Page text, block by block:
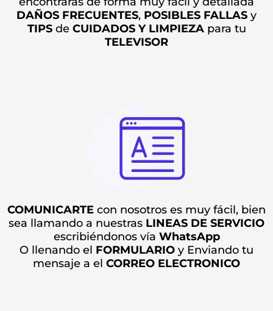
DAÑOS FRECUENTES, POSIBLES FALLAS y
TIPS de CUIDADOS Y LIMPIEZApara tu
TELEVISOR
COMUNICARTE con nosotros es muy fácil, bien
sea llamando a nuestras LINEAS DE SERVICIO
escribiéndonos vía WhatsApp
O llenando el FORMULARIO y Enviando tu
mensaje a el CORREO ELECTRONICO